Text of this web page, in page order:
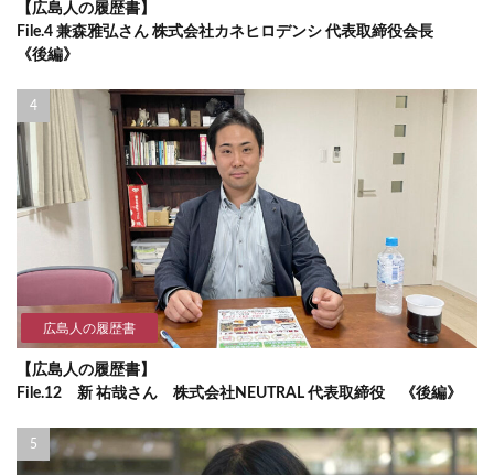
【広島人の履歴書】
File.4 兼森雅弘さん 株式会社カネヒロデンシ 代表取締役会長
《後編》
広島人の履歴書
【広島人の履歴書】
File.12 新 祐哉さん 株式会社NEUTRAL 代表取締役 《後編》